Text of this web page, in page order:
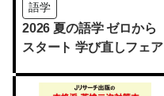
語学
2026 夏の語学 ゼロから
スタート 学び直しフェア